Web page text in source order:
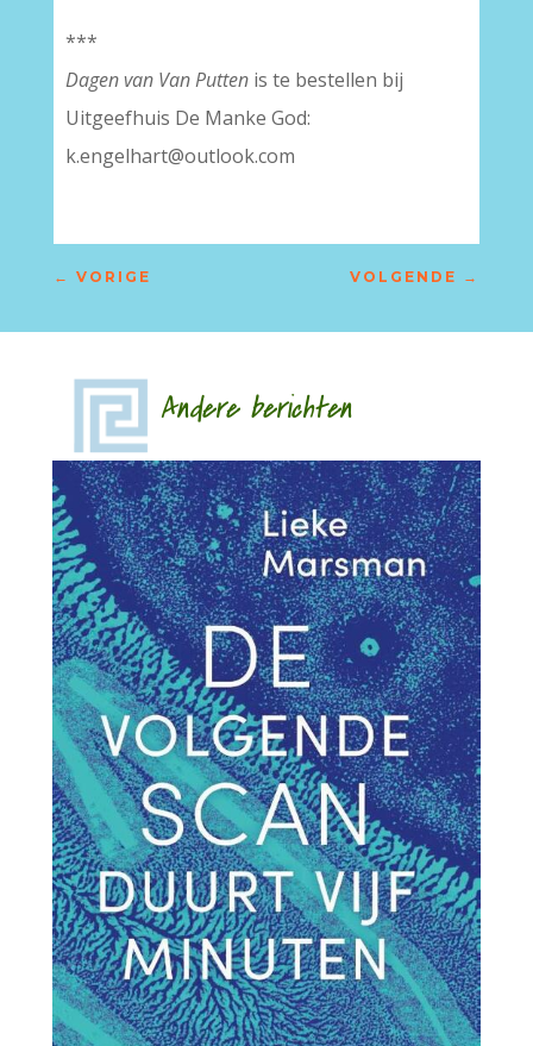
***
Dagen van Van Putten is te bestellen bij
Uitgeefhuis De Manke God:
k.engelhart@outlook.com
← VORIGE VOLGENDE →
Andere berichten